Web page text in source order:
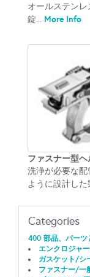
オールステン
錠... More Info
ファスナー型
洗浄が必要な
ように設計した
Categories
400 部品、パーツ
エンクロジャ
ガスケット/シ
ファスナー/一